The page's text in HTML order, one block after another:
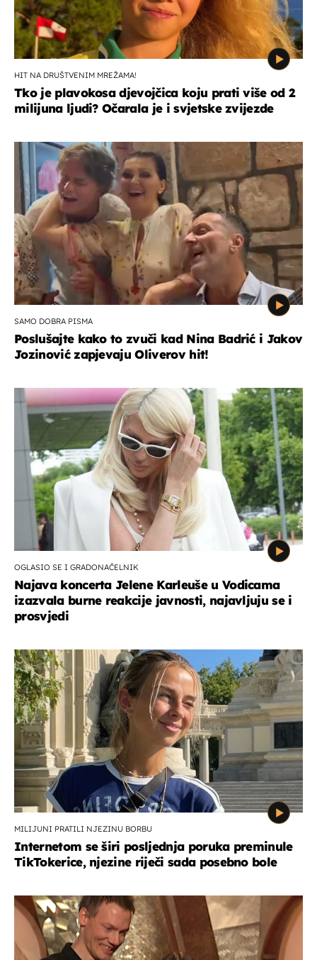
HIT NA DRUŠTVENIM MREŽAMA!
Tko je plavokosa djevojčica koju prati više od 2
milijuna ljudi? Očarala je i svjetske zvijezde
SAMO DOBRA PISMA
Poslušajte kako to zvuči kad Nina Badrić i Jakov
Jozinović zapjevaju Oliverov hit!
OGLASIO SE I GRADONAČELNIK
Najava koncerta Jelene Karleuše u Vodicama
izazvala burne reakcije javnosti, najavljuju se i
prosvjedi
MILIJUNI PRATILI NJEZINU BORBU
Internetom se širi posljednja poruka preminule
TikTokerice, njezine riječi sada posebno bole